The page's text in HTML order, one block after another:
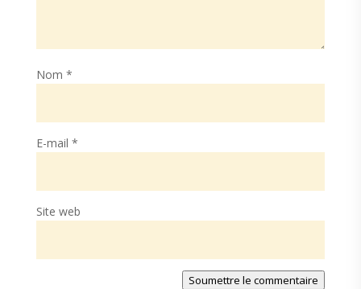
Nom *
E-mail *
Site web
Soumettre le commentaire